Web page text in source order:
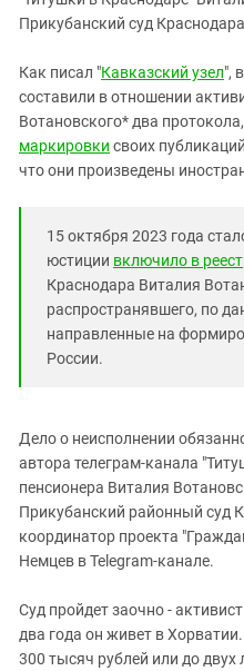
Ставропольский край
Южная Осетия
Южный Кавказ
ЮФО
Прикубанский суд
Как писал "Кавказский узел",
составили в отношении
Вотановского* два
маркировки своих
что они произведены
15 октября 2023 года
юстиции включило в
Краснодара Виталия
распространявшего, по
направленные на
России.
Дело о неисполнении
автора телеграм-канала
пенсионера Виталия
Прикубанский районный суд
координатор проекта
Немцев в Telegram-канале.
Суд пройдет заочно -
два года он живет в
300 тысяч рублей или до